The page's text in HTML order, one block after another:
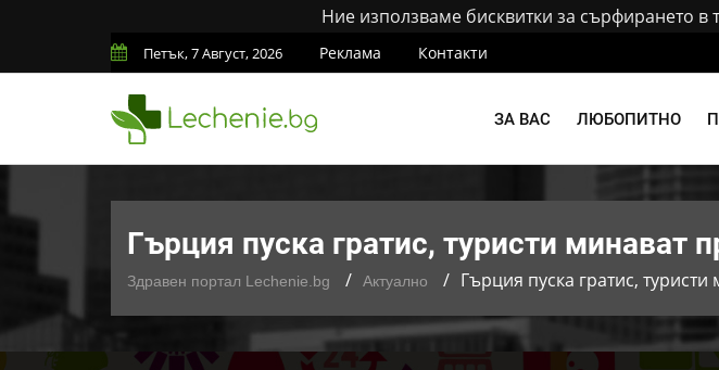
Ние използваме бисквитки за сърфирането в
Петък, 7 Август, 2026 Реклама Контакти
ЗА ВАС ЛЮБОПИТНО
Гърция пуска гратис, туристи минават
Здравен портал Lechenie.bg Актуално Гърция пуска гратис,